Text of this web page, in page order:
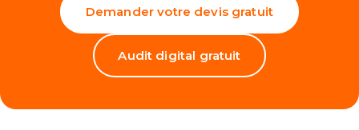
Demander votre devis gratuit
Audit digital gratuit